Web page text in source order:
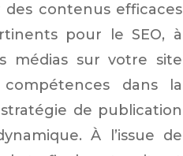
contenus efficaces
pour le SEO, à
médias sur votre site
dans la
de publication
À l’issue de